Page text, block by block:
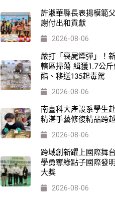
許淑華縣長表揚模範
謝付出和貢獻
2026-08-06
嚴打「喪屍煙彈」！
轄區掃蕩 緝獲1.7公
酯、移送135起毒駕
2026-08-06
南臺科大產設系學生
精湛手藝修復精品跨
2026-08-06
跨域創新躍上國際舞
學勇奪綠點子國際發
大獎
2026-08-06